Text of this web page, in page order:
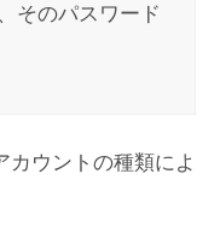
そのパスワード
ウントの種類によ